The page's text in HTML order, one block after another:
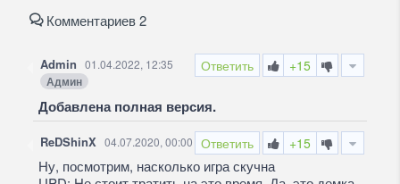
Комментариев 2
Ответить +15
Admin 01.04.2022, 12:35
Админ
Добавлена полная версия.
Ответить +15
ReDShinX 04.07.2020, 00:00
Ну, посмотрим, насколько игра скучна